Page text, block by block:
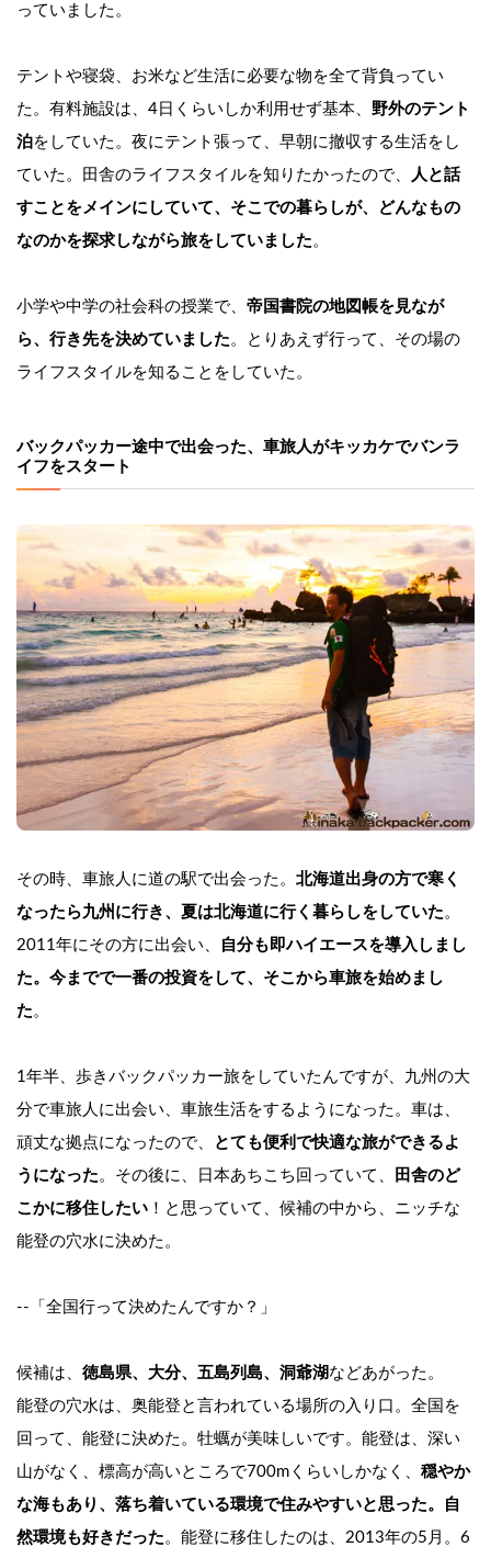
っていました。
テントや寝袋、お米など生活に必要な物を全て背負ってい
た。有料施設は、4日くらいしか利用せず基本、 野外のテント
泊をしていた。夜にテント張って、早朝に撤収する生活をし
ていた。田舎のライフスタイルを知りたかったので、
人と話
すことをメインにしていて、そこでの暮らしが、どんなもの
なのかを探求しながら旅をしていました 。
小学や中学の社会科の授業で、 帝国書院の地図帳を見なが
ら、行き先を決めていました 。とりあえず行って、その場の
ライフスタイルを知ることをしていた。
バックパッカー途中で出会った、車旅人がキッカケでバンラ
イフをスタート
その時、車旅人に道の駅で出会った。 北海道出身の方で寒く
なったら九州に行き、夏は北海道に行く暮らしをしていた 。
2011年にその方に出会い、
自分も即ハイエースを導入しまし
た。今までで一番の投資をして、そこから車旅を始めまし
た 。
1年半、歩きバックパッカー旅をしていたんですが、九州の大
分で車旅人に出会い、車旅生活をするようになった。車は、
頑丈な拠点になったので、
とても便利で快適な旅ができるよ
うになった 。その後に、日本あちこち回っていて、
田舎のど
こかに移住したい ！と思っていて、候補の中から、ニッチな
能登の穴水に決めた。
--「全国行って決めたんですか？」
候補は、 徳島県、大分、五島列島、洞爺湖 などあがった。
能登の穴水は、奥能登と言われている場所の入り口。全国を
回って、能登に決めた。牡蠣が美味しいです。能登は、深い
山がなく、標高が高いところで700mくらいしかなく、 穏やか
な海もあり、落ち着いている環境で住みやすいと思った。自
然環境も好きだった 。能登に移住したのは、2013年の5月。6